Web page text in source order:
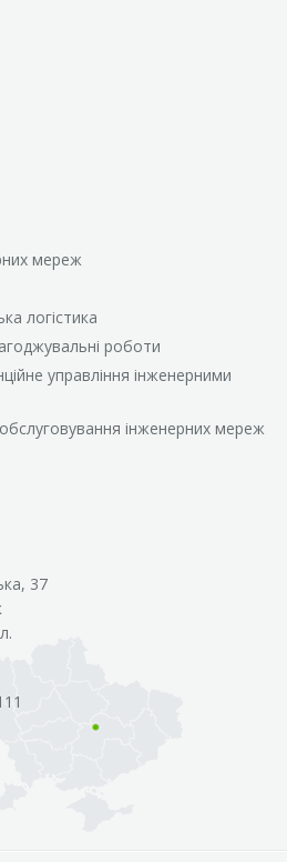
мереж
логістика
роботи
управління інженерними
інженерних мереж
37